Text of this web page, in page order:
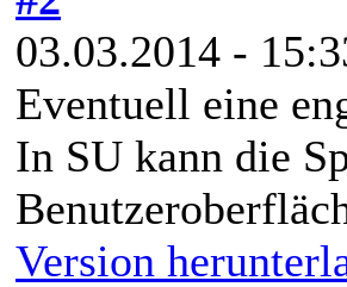
03.03.2014 -
Eventuell eine
In SU kann die
Version